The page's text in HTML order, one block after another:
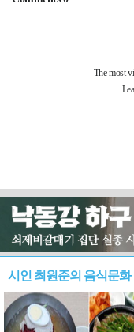
시인 최원준의 음식문화